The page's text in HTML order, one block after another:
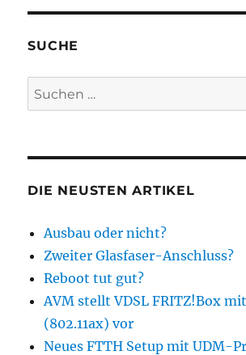
SUCHE
Suchen
nach:
DIE NEUSTEN ARTIKEL
Ausbau oder nicht?
Zweiter Glasfaser-Anschluss?
Reboot tut gut?
AVM stellt VDSL FRITZ!Box
(802.11ax) vor
Neues FTTH Setup mit UDM-